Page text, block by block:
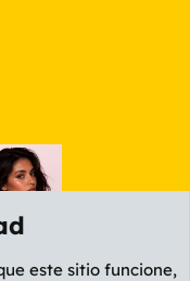
este sitio funcione,